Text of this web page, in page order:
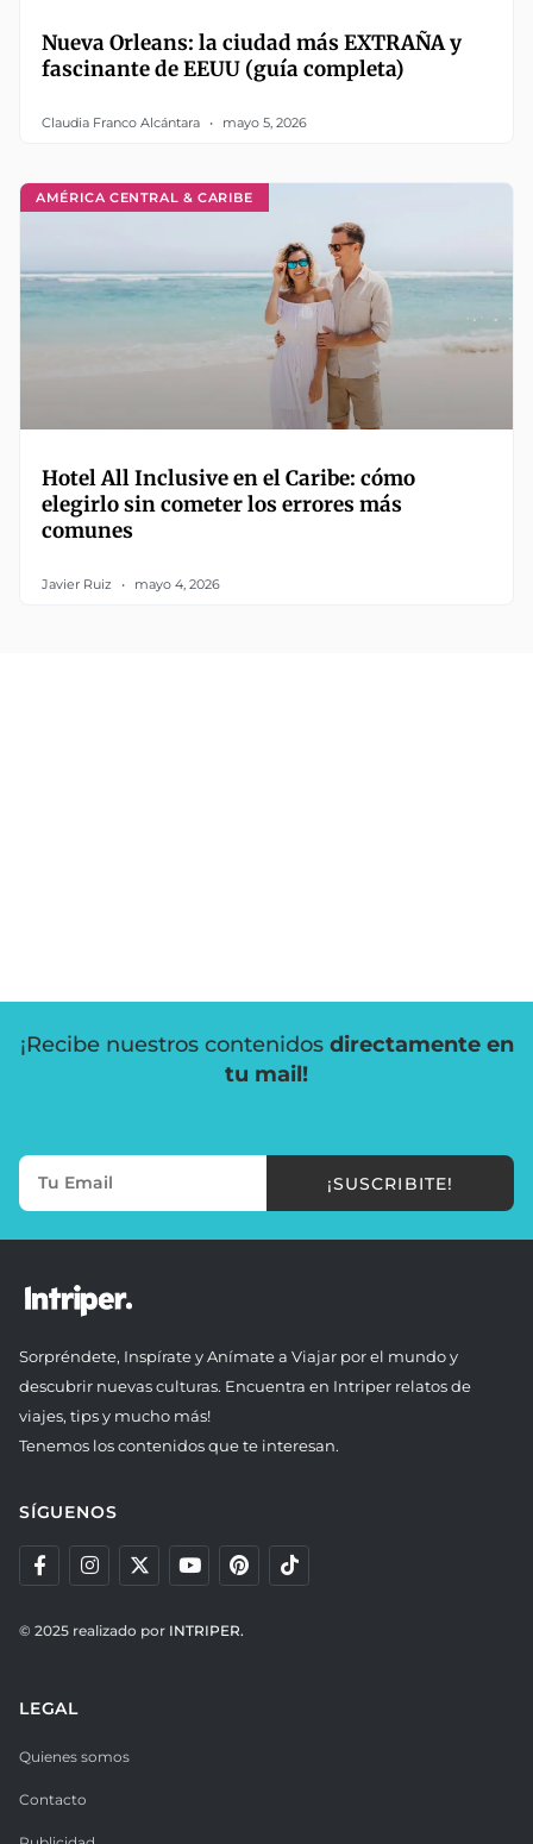
Nueva Orleans: la ciudad más EXTRAÑA y
fascinante de EEUU (guía completa)
Claudia Franco Alcántara mayo 5, 2026
AMÉRICA CENTRAL & CARIBE
Hotel All Inclusive en el Caribe: cómo
elegirlo sin cometer los errores más
comunes
Javier Ruiz mayo 4, 2026
¡Recibe nuestros contenidos directamente en
tu mail!
¡SUSCRIBITE!
Sorpréndete, Inspírate y Anímate a Viajar por el mundo y
descubrir nuevas culturas. Encuentra en Intriper relatos de
viajes, tips y mucho más!
Tenemos los contenidos que te interesan.
SÍGUENOS
© 2025 realizado por INTRIPER.
LEGAL
Quienes somos
Contacto